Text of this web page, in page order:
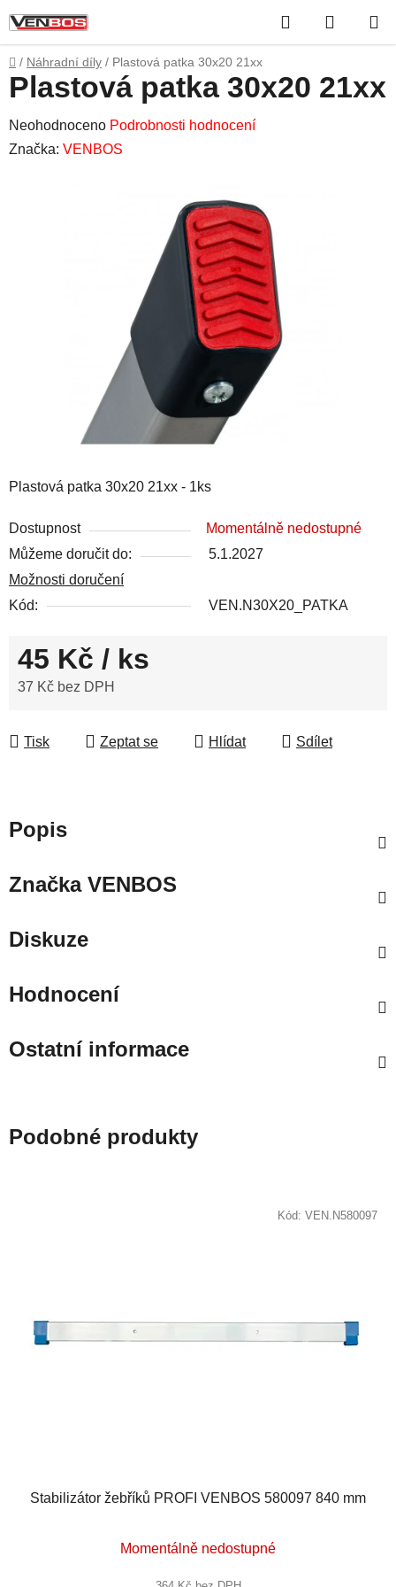
na
obsah
Hledat
KOŠÍK
Domů
/ Náhradní díly / Plastová patka 30x20 21xx
Plastová patka 30x20 21xx - 1ks
Dostupnost
Momentálně nedostupné
Můžeme doručit do:
5.1.2027
Možnosti doručení
Kód:
VEN.N30X20_PATKA
45 Kč / ks
37 Kč bez DPH
Tisk
Zeptat se Hlídat Sdílet
Plastová patka 30x20 21xx
Průměrné
hodnocení
Neohodnoceno Podrobnosti hodnocení
Značka: VENBOS
Popis
ZnačkaVENBOS
Diskuze
Hodnocení
Ostatní informace
Podobné produkty
Stabilizátor žebříků PROFI VENBOS 580097 840 mm
Momentálně nedostupné
Kód: VEN.N580097